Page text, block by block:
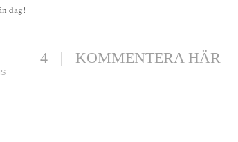
dag!
4 | KOMMENTERA HÄR